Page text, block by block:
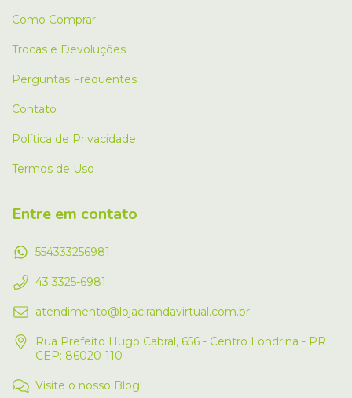
Como Comprar
Trocas e Devoluções
Perguntas Frequentes
Contato
Política de Privacidade
Termos de Uso
Entre em contato
554333256981
43 3325-6981
atendimento@lojacirandavirtual.com.br
Rua Prefeito Hugo Cabral, 656 - Centro Londrina - PR
CEP: 86020-110
Visite o nosso Blog!